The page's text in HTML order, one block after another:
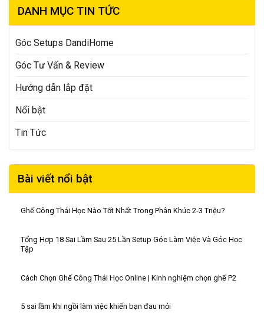
DANH MỤC TIN TỨC
Góc Setups DandiHome
Góc Tư Vấn & Review
Hướng dẫn lắp đặt
Nổi bật
Tin Tức
Bài viết nổi bật
Ghế Công Thái Học Nào Tốt Nhất Trong Phân Khúc 2-3 Triệu?
Tổng Hợp 18 Sai Lầm Sau 25 Lần Setup Góc Làm Việc Và Góc Học
Tập
Cách Chọn Ghế Công Thái Học Online | Kinh nghiệm chọn ghế P2
5 sai lầm khi ngồi làm việc khiến bạn đau mỏi